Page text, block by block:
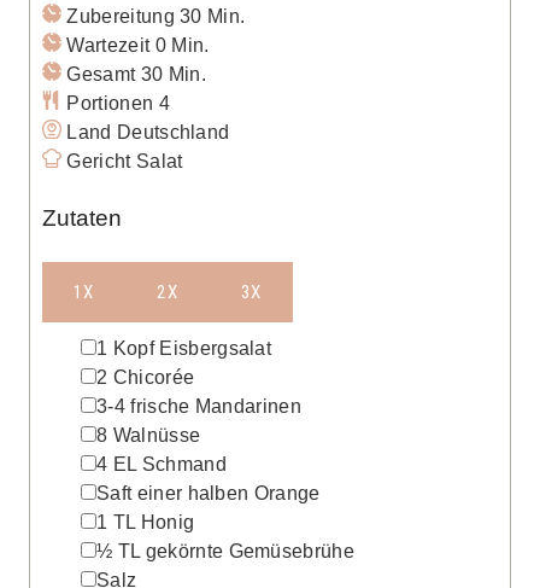
Zubereitung30Minuten
Min.
Wartezeit 0Minuten
Min.
Gesamt 30Minuten
Min.
Portionen 4
Land Deutschland
Gericht Salat
Zutaten
1X 2X 3X
▢1 Kopf Eisbergsalat
▢
2 Chicorée
▢
3-4 frische Mandarinen
▢
8 Walnüsse
▢
4 EL Schmand
▢
Saft einer halben Orange
▢
1 TL Honig
▢
½ TL gekörnte Gemüsebrühe
▢
Salz